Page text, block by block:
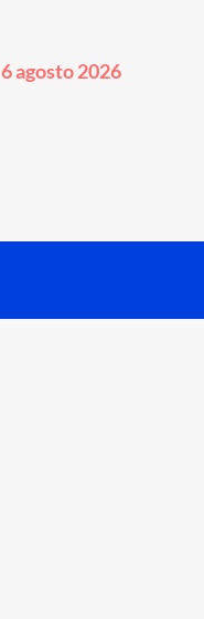
6 agosto 2026